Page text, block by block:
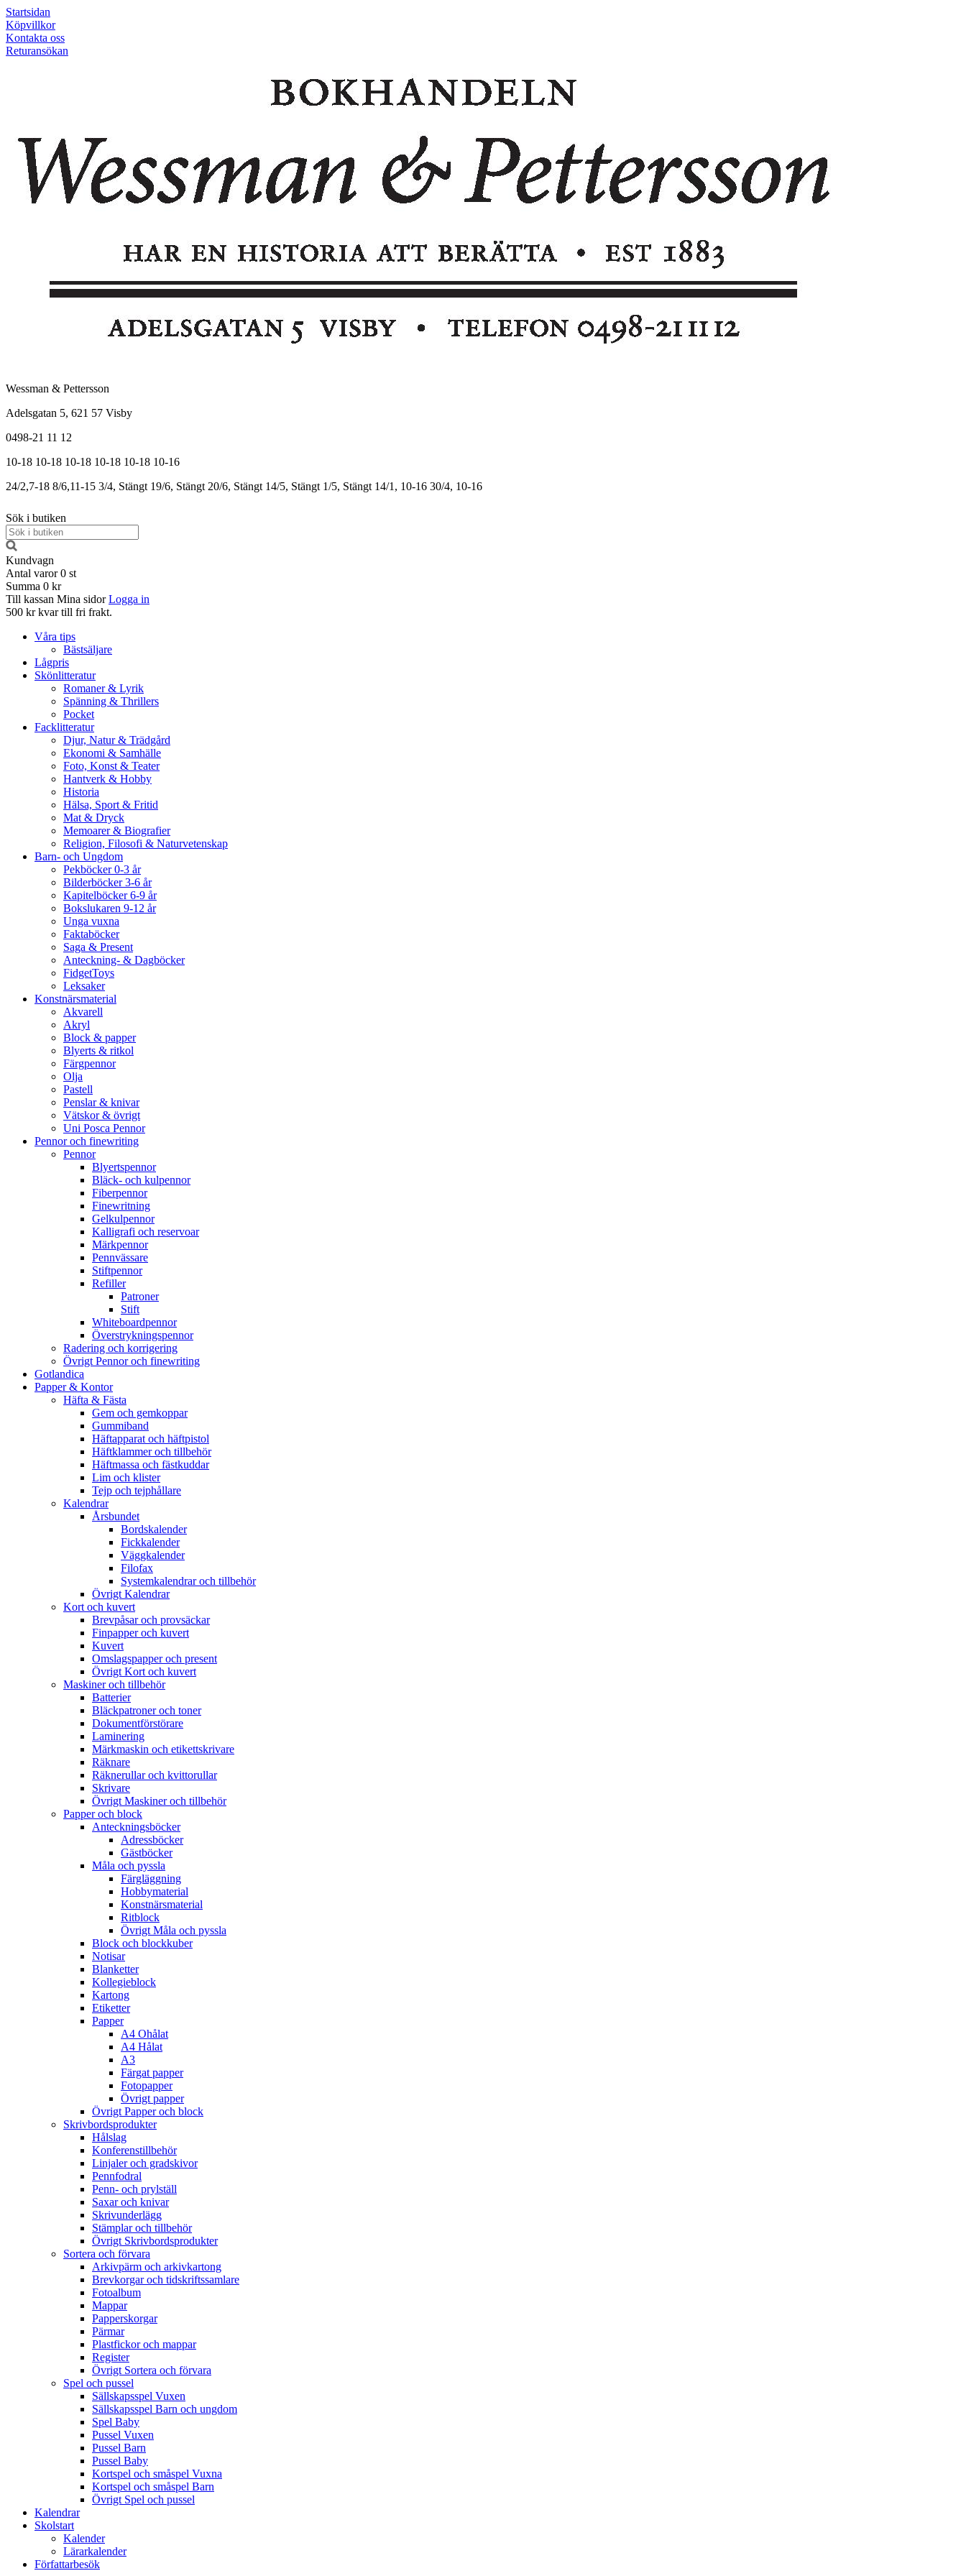
Startsidan
Köpvillkor
Kontakta oss
Returansökan
Wessman & Pettersson
Adelsgatan 5, 621 57 Visby
0498-21 11 12
10-18 10-18 10-18 10-18 10-18 10-16
24/2,7-18 8/6,11-15 3/4, Stängt 19/6, Stängt 20/6, Stängt 14/5, Stängt 1/5, Stängt 14/1, 10-16 30/4, 10-16
Sök i butiken
Kundvagn
Antal varor 0 st
Summa 0 kr
Till kassan Mina sidor Logga in
500 kr kvar till fri frakt.
Våra tips
Bästsäljare
Lågpris
Skönlitteratur
Romaner & Lyrik
Spänning & Thrillers
Pocket
Facklitteratur
Djur, Natur & Trädgård
Ekonomi & Samhälle
Foto, Konst & Teater
Hantverk & Hobby
Historia
Hälsa, Sport & Fritid
Mat & Dryck
Memoarer & Biografier
Religion, Filosofi & Naturvetenskap
Barn- och Ungdom
Pekböcker 0-3 år
Bilderböcker 3-6 år
Kapitelböcker 6-9 år
Bokslukaren 9-12 år
Unga vuxna
Faktaböcker
Saga & Present
Anteckning- & Dagböcker
FidgetToys
Leksaker
Konstnärsmaterial
Akvarell
Akryl
Block & papper
Blyerts & ritkol
Färgpennor
Olja
Pastell
Penslar & knivar
Vätskor & övrigt
Uni Posca Pennor
Pennor och finewriting
Pennor
Blyertspennor
Bläck- och kulpennor
Fiberpennor
Finewritning
Gelkulpennor
Kalligrafi och reservoar
Märkpennor
Pennvässare
Stiftpennor
Refiller
Patroner
Stift
Whiteboardpennor
Överstrykningspennor
Radering och korrigering
Övrigt Pennor och finewriting
Gotlandica
Papper & Kontor
Häfta & Fästa
Gem och gemkoppar
Gummiband
Häftapparat och häftpistol
Häftklammer och tillbehör
Häftmassa och fästkuddar
Lim och klister
Tejp och tejphållare
Kalendrar
Årsbundet
Bordskalender
Fickkalender
Väggkalender
Filofax
Systemkalendrar och tillbehör
Övrigt Kalendrar
Kort och kuvert
Brevpåsar och provsäckar
Finpapper och kuvert
Kuvert
Omslagspapper och present
Övrigt Kort och kuvert
Maskiner och tillbehör
Batterier
Bläckpatroner och toner
Dokumentförstörare
Laminering
Märkmaskin och etikettskrivare
Räknare
Räknerullar och kvittorullar
Skrivare
Övrigt Maskiner och tillbehör
Papper och block
Anteckningsböcker
Adressböcker
Gästböcker
Måla och pyssla
Färgläggning
Hobbymaterial
Konstnärsmaterial
Ritblock
Övrigt Måla och pyssla
Block och blockkuber
Notisar
Blanketter
Kollegieblock
Kartong
Etiketter
Papper
A4 Ohålat
A4 Hålat
A3
Färgat papper
Fotopapper
Övrigt papper
Övrigt Papper och block
Skrivbordsprodukter
Hålslag
Konferenstillbehör
Linjaler och gradskivor
Pennfodral
Penn- och prylställ
Saxar och knivar
Skrivunderlägg
Stämplar och tillbehör
Övrigt Skrivbordsprodukter
Sortera och förvara
Arkivpärm och arkivkartong
Brevkorgar och tidskriftssamlare
Fotoalbum
Mappar
Papperskorgar
Pärmar
Plastfickor och mappar
Register
Övrigt Sortera och förvara
Spel och pussel
Sällskapsspel Vuxen
Sällskapsspel Barn och ungdom
Spel Baby
Pussel Vuxen
Pussel Barn
Pussel Baby
Kortspel och småspel Vuxna
Kortspel och småspel Barn
Övrigt Spel och pussel
Kalendrar
Skolstart
Kalender
Lärarkalender
Författarbesök